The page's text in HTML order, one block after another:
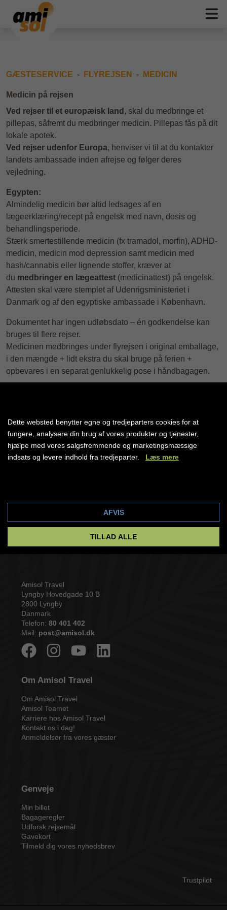
GÆSTESERVICE FLYREJSEN MEDICIN
Medicin på rejsen
Ved rejser til et europæisk land , skal du medbringe et
pillepas, såfremt du medbringer medicin. Pillepas fås på dit
lokale apotek.
Ved rejser udenfor Europa, henviser vi til at du kontakter
landets ambassade inden afrejse og følger deres
vejledning.
Egypten:
Almindelig medicin bør altid ledsages af en
lægeerklæring/recept på engelsk med navn, dosis og
behandlingsperiode.
Stærk smertestillende medicin (fx tramadol, morfin), ADHD-
medicin, medicin mod depression samt medicin med
hash/cannabis eller lignende stoffer, kræver at
du medbringer en lægeattest (medicinattest) på engelsk.
Attesten skal være stemplet af Udenrigsministeriet i
Danmark og af den egyptiske ambassade i København.
Dokumentet har ingen udløbsdato – én godkendelse kan
bruges til flere rejser.
Medicinen medbringes under flyrejsen i original emballage,
i den mængde + lidt ekstra du skal bruge på ferien +
opbevares i en separat genlukkelig pose i håndbagagen.
klik her
Læs mere om reglerne for medicin på rejsen på
Udenrigsministeriets hjemmeside her »
Amisol Travel
Lyngby Hovedgade 10 B
2800 Lyngby
Danmark
Telefon: 80 401 402
Mail: post@amisol.dk
Om Amisol Travel
Om Amisol Travel
Amisol Teamet
Karriere hos Amisol Travel
Kontakt os i dag!
Anmeldelser fra vores gæster
Genveje
Min billet
Bagageregler
Udforsk rejsemål
Gavekort
Tilmeld dig vores nyhedsbrev
Trustpilot
Dette websted benytter egne og tredjeparters cookies for at
fungere, analysere din brug af vores produkter og tjenester,
hjælpe med vores salgsfremmende og marketingsmæssige
indsats og levere indhold fra tredjeparter. Læs mere
AFVIS
TILLAD ALLE